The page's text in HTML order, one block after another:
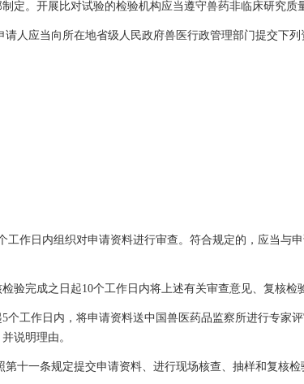
。开展比对试验的检验机构应当遵守兽药非临床研究质
人应当向所在地省级人民政府兽医行政管理部门提交下列
日内组织对申请资料进行审查。符合规定的，应当与
完成之日起10个工作日内将上述有关审查意见、复核检
作日内，将申请资料送中国兽医药品监察所进行专家
说明理由。
十一条规定提交申请资料、进行现场核查、抽样和复核